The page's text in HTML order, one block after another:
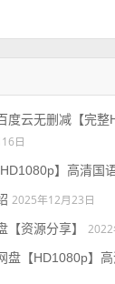
度云无删减【完
日
】高清国
2025年12月23日
【资源分享】
2022
盘【HD1080p】